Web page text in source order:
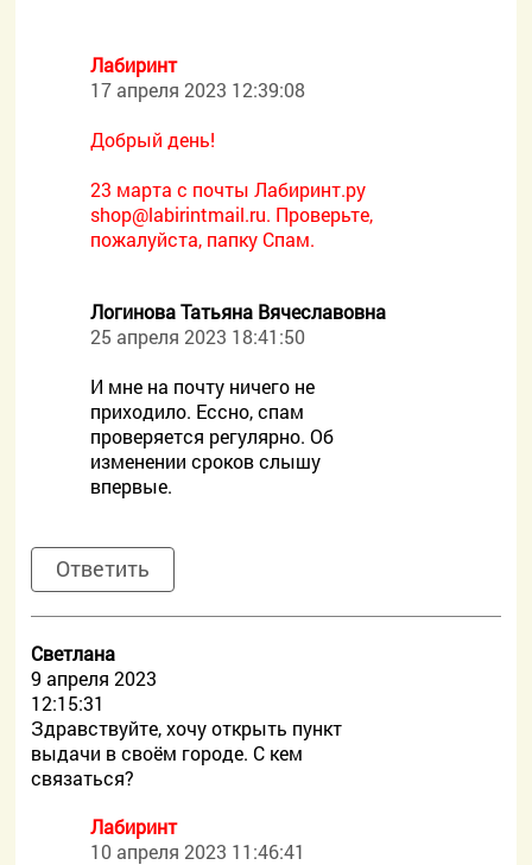
Лабиринт
17 апреля 2023 12:39:08
Добрый день!
23 марта с почты Лабиринт.ру
shop@labirintmail.ru. Проверьте,
пожалуйста, папку Спам.
Логинова Татьяна Вячеславовна
25 апреля 2023 18:41:50
И мне на почту ничего не
приходило. Ессно, спам
проверяется регулярно. Об
изменении сроков слышу
впервые.
Ответить
Светлана
9 апреля 2023
12:15:31
Здравствуйте, хочу открыть пункт
выдачи в своём городе. С кем
связаться?
Лабиринт
10 апреля 2023 11:46:41